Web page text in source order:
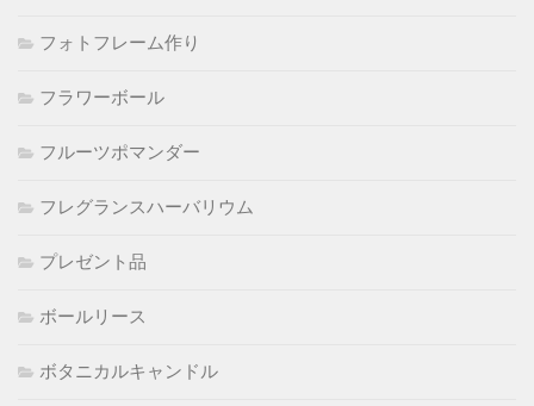
フォトフレーム作り
フラワーボール
フルーツポマンダー
フレグランスハーバリウム
プレゼント品
ボールリース
ボタニカルキャンドル